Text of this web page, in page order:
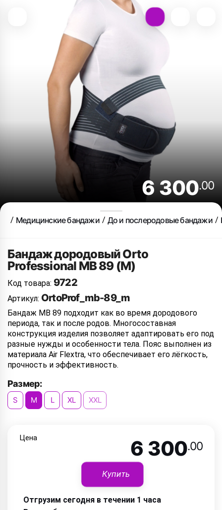
6 300.00
Медицинские бандажи До и послеродовые бандажи
Бандаж дородовый Orto
Professional MB 89 (M)
Код товара: 9722
Артикул: OrtoProf_mb-89_m
Бандаж MB 89 подходит как во время дородового
периода, так и после родов. Многосоставная
конструкция изделия позволяет адаптировать его под
разные нужды и особенности тела. Пояс выполнен из
материала Air Flextra, что обеспечивает его лёгкость,
прочность и эффективность.
Размер:
S M L XL XXL
Цена 6 300.00
Купить
Отгрузим сегодня в течении 1 часа